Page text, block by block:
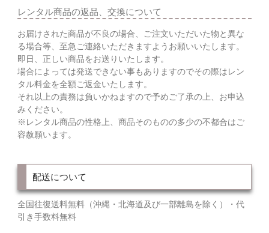
レンタル商品の返品、交換について
お届けされた商品が不良の場合、ご注文いただいた物と異な
る場合等、至急ご連絡いただきますようお願いいたします。
即日、正しい商品をお送りいたします。
場合によっては発送できない事もありますのでその際はレン
タル料金を全額ご返金いたします。
それ以上の責務は負いかねますので予めご了承の上、お申込
みください。
※レンタル商品の性格上、商品そのものの多少の不都合はご
容赦願います。
配送について
全国往復送料無料（沖縄・北海道及び一部離島を除く）・代
引き手数料無料